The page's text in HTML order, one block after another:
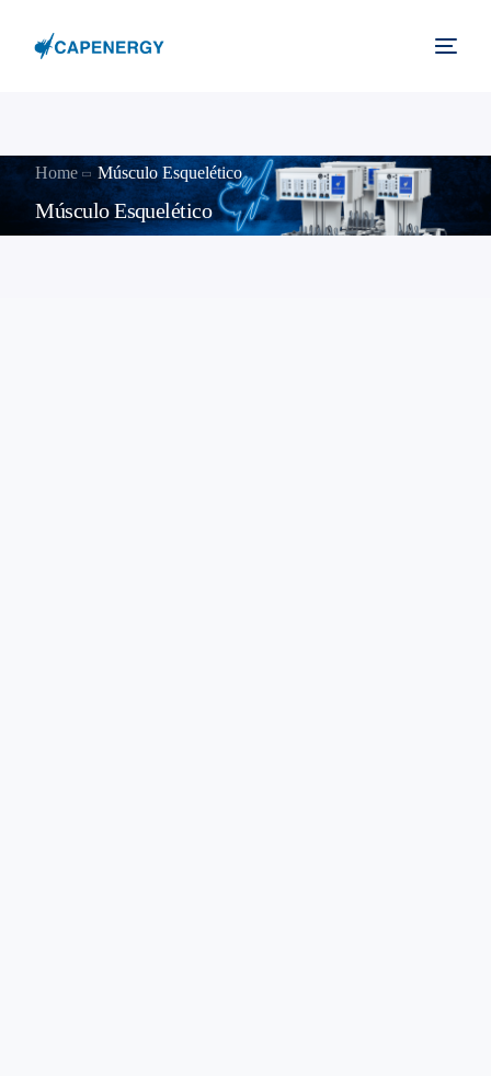
Home Músculo Esquelético
Músculo Esquelético